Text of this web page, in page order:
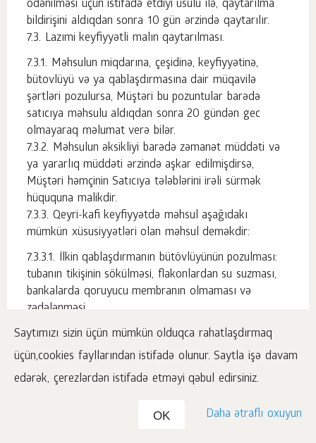
Saytımızı sizin üçün mümkün olduqca rahatlaşdırmaq
üçün,cookies fayllarından istifadə olunur. Saytla işə davam
edərək, çerezlərdən istifadə etməyi qəbul edirsiniz.
OK Daha ətraflı oxuyun
ödənilməsi üçün istifadə etdiyi üsulu ilə, qaytarılma
bildirişini aldıqdan sonra 10 gün ərzində qaytarılır.
Lazımi keyfiyyətli malın qaytarılması.
Məhsulun miqdarına, çeşidinə, keyfiyyətinə,
bütovlüyü və ya qablaşdırmasına dair müqavilə
şərtləri pozulursa, Müştəri bu pozuntular barədə
satıcıya məhsulu aldıqdan sonra 20 gündən gec
olmayaraq məlumat verə bilər.
Məhsulun əksikliyi barədə zəmanət müddəti və
ya yararlıq müddəti ərzində aşkar edilmişdirsə,
Müştəri həmçinin Satıcıya tələblərini irəli sürmək
hüququna malikdir.
Qeyri-kafi keyfiyyətdə məhsul aşağıdakı
mümkün xüsusiyyətləri olan məhsul deməkdir:
İlkin qablaşdırmanın bütövlüyünün pozulması:
tubanın tikişinin sökülməsi, flakonlardan su suzması,
bankalarda qoruyucu membranın olmaması və
zədələnməsi.
Normativ sənədlərin tələblərinə cavab
verməyən ilkin və istehlak qablaşdırmasının
markalanması: yararlıq müddətinin qrafik tərtibatının
və seriya nömrəsinin yoxluğu (istehsal tarixi, son
mətndə düzensiz xətlərin olması, ləkələr, bulanıq çap;